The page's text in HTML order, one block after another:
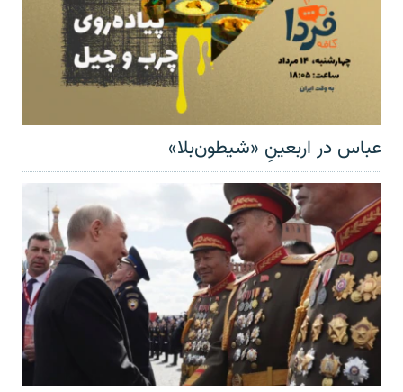
عباس در اربعینِ «شیطون‌بلا»